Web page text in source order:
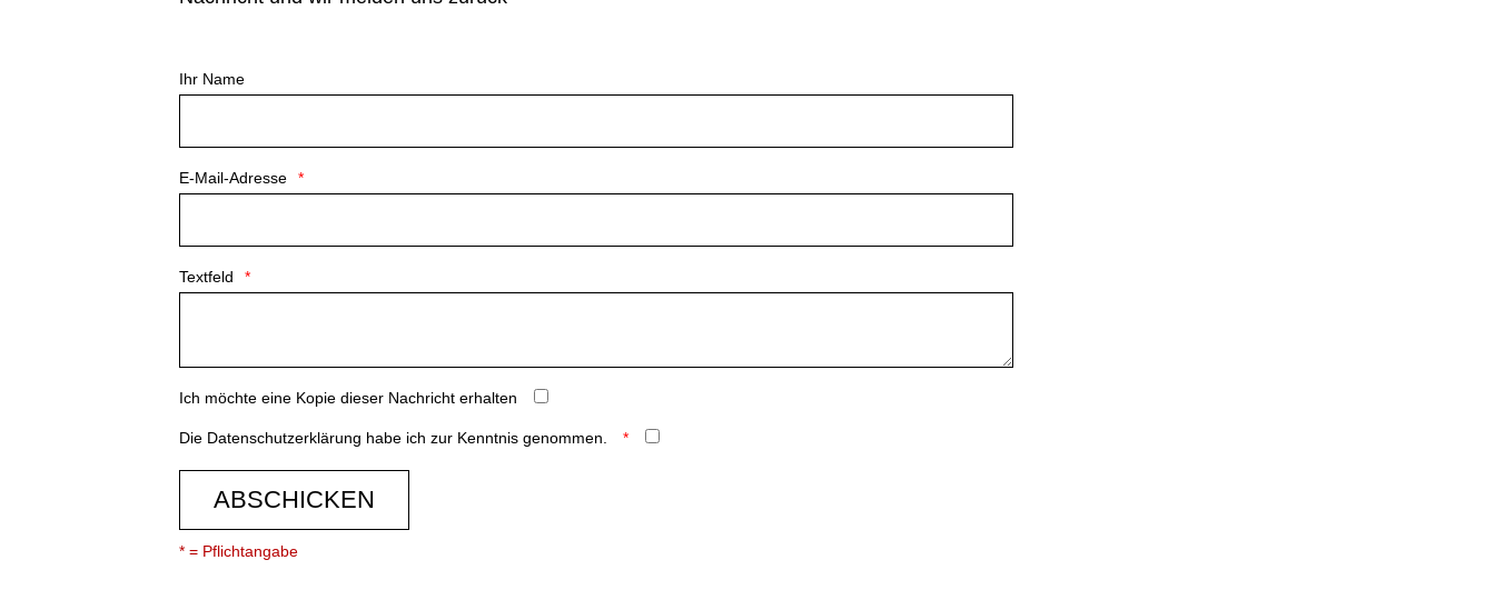
Ihr Name
E-Mail-Adresse
Textfeld
Ich möchte eine Kopie dieser Nachricht erhalten
Die Datenschutzerklärung habe ich zur Kenntnis genommen.
ABSCHICKEN
* = Pflichtangabe